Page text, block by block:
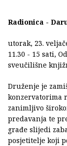
Radionica -
utorak, 23.
11.30 - 15 sati,
sveučilišne
Druženje je
konzervatorima
zanimljivo
predavanja te
građe slijedi
posjetitelje koji